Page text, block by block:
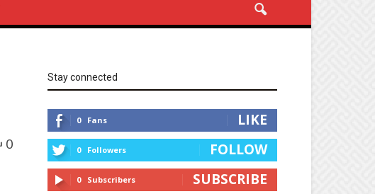
0
Stay connected
0 Fans LIKE
0 Followers FOLLOW
0 Subscribers SUBSCRIBE